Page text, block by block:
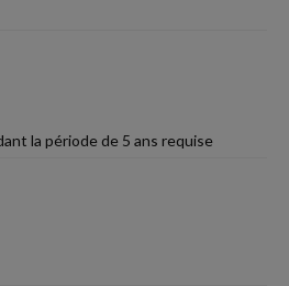
la période de 5 ans requise